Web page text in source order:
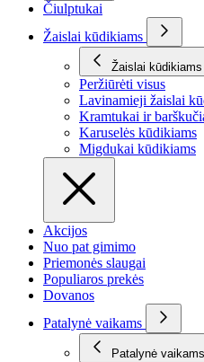
Čiulptukai
Žaislai kūdikiams
Žaislai kūdikiams
Peržiūrėti visus
Lavinamieji žaislai
Kramtukai ir
Karuselės kūdikiams
Migdukai kūdikiams
Akcijos
Nuo pat gimimo
Priemonės slaugai
Populiaros prekės
Dovanos
Patalynė vaikams
Patalynė vaikams